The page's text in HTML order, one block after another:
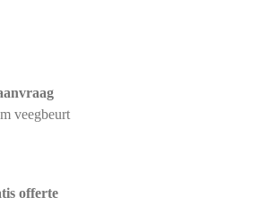
veegbeurt
offerte